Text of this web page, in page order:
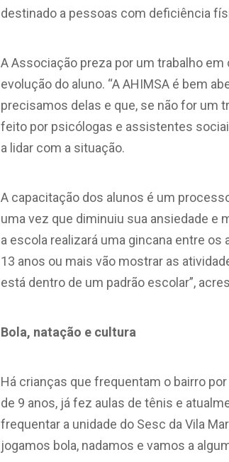
destinado a pessoas com deficiência
A Associação preza por um trabalho
evolução do aluno. “A AHIMSA é bem
precisamos delas e que, se não for um
feito por psicólogas e assistentes
a lidar com a situação.
A capacitação dos alunos é um
uma vez que diminuiu sua ansiedade e
a escola realizará uma gincana entre
13 anos ou mais vão mostrar as
está dentro de um padrão escolar”,
Bola, natação e cultura
Há crianças que frequentam o bairro
de 9 anos, já fez aulas de tênis e
frequentar a unidade do Sesc da Vila
jogamos bola, nadamos e vamos a